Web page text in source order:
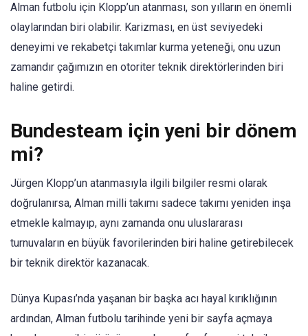
Alman futbolu için Klopp’un atanması, son yılların en önemli
olaylarından biri olabilir. Karizması, en üst seviyedeki
deneyimi ve rekabetçi takımlar kurma yeteneği, onu uzun
zamandır çağımızın en otoriter teknik direktörlerinden biri
haline getirdi.
Bundesteam için yeni bir dönem
mi?
Jürgen Klopp’un atanmasıyla ilgili bilgiler resmi olarak
doğrulanırsa, Alman milli takımı sadece takımı yeniden inşa
etmekle kalmayıp, aynı zamanda onu uluslararası
turnuvaların en büyük favorilerinden biri haline getirebilecek
bir teknik direktör kazanacak.
Dünya Kupası’nda yaşanan bir başka acı hayal kırıklığının
ardından, Alman futbolu tarihinde yeni bir sayfa açmaya